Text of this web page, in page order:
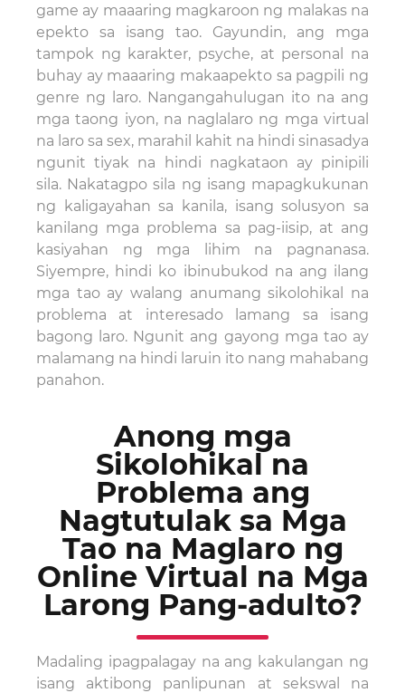
game ay maaaring magkaroon ng malakas na
epekto sa isang tao. Gayundin, ang mga
tampok ng karakter, psyche, at personal na
buhay ay maaaring makaapekto sa pagpili ng
genre ng laro. Nangangahulugan ito na ang
mga taong iyon, na naglalaro ng mga virtual
na laro sa sex, marahil kahit na hindi sinasadya
ngunit tiyak na hindi nagkataon ay pinipili
sila. Nakatagpo sila ng isang mapagkukunan
ng kaligayahan sa kanila, isang solusyon sa
kanilang mga problema sa pag-iisip, at ang
kasiyahan ng mga lihim na pagnanasa.
Siyempre, hindi ko ibinubukod na ang ilang
mga tao ay walang anumang sikolohikal na
problema at interesado lamang sa isang
bagong laro. Ngunit ang gayong mga tao ay
malamang na hindi laruin ito nang mahabang
panahon.
Anong mga
Sikolohikal na
Problema ang
Nagtutulak sa Mga
Tao na Maglaro ng
Online Virtual na Mga
Larong Pang-adulto?
Madaling ipagpalagay na ang kakulangan ng
isang aktibong panlipunan at sekswal na